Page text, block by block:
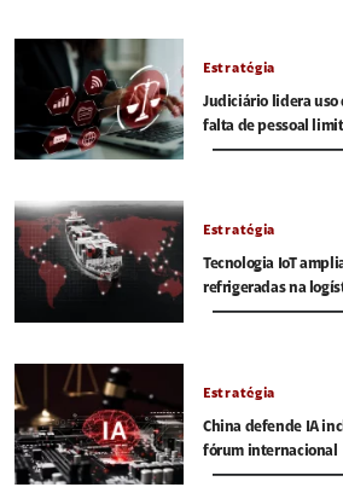
Estratégia
Judiciário lidera uso
falta de pessoal
Estratégia
Tecnologia IoT
refrigeradas na
Estratégia
China defende IA
fórum internacional